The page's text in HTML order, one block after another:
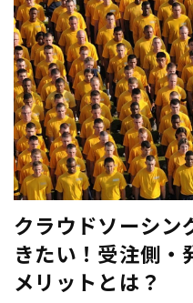
クラウドソーシン
きたい！受注側・
メリットとは？